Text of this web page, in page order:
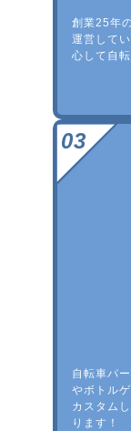
創業25年
運営して
心して自
自転車パ
やボトル
カスタム
ります！